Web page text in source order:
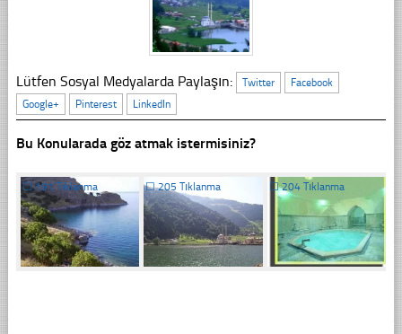
Lütfen Sosyal Medyalarda Paylaşın: Twitter
Facebook
Google+
Pinterest LinkedIn
Bu Konularada göz atmak istermisiniz?
☐191 Tıklanma ☐205 Tıklanma ☐204 Tıklanma